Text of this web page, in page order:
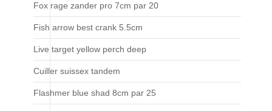
Fox rage zander pro 7cm par 20
Fish arrow best crank 5.5cm
Live target yellow perch deep
Cuiller suissex tandem
Flashmer blue shad 8cm par 25